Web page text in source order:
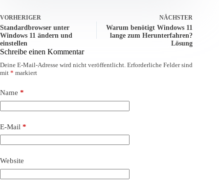
VORHERIGER
Standardbrowser unter
Windows 11 ändern und
einstellen
NÄCHSTER
Warum benötigt Windows 11
lange zum Herunterfahren?
Lösung
Schreibe einen Kommentar
Deine E-Mail-Adresse wird nicht veröffentlicht. Erforderliche Felder sind
mit * markiert
Name *
E-Mail *
Website